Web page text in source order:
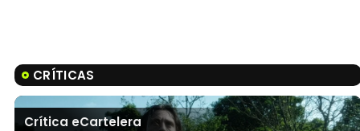
CRÍTICAS
Crítica eCartelera